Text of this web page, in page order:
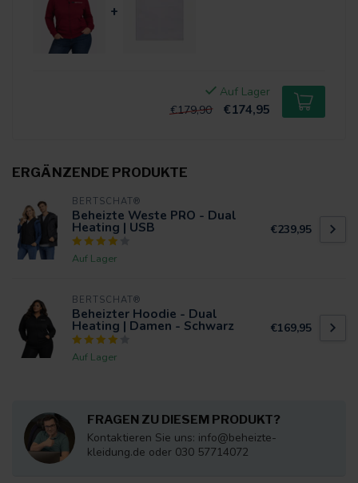
+
Auf Lager
€179,90
€174,95
ERGÄNZENDE PRODUKTE
BERTSCHAT®
Beheizte Weste PRO - Dual
Heating | USB
Auf Lager
€239,95
BERTSCHAT®
Beheizter Hoodie - Dual
Heating | Damen - Schwarz
Auf Lager
€169,95
FRAGEN ZU DIESEM PRODUKT?
Kontaktieren Sie uns: info@beheizte-
kleidung.de oder 030 57714072